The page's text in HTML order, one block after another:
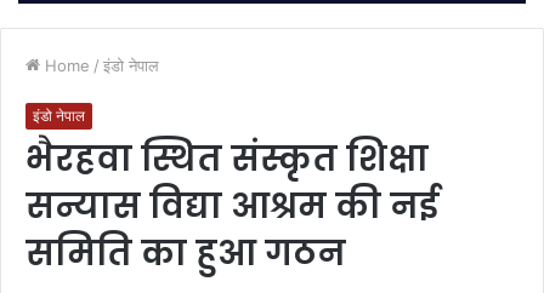
Home / इंडो नेपाल
इंडो नेपाल
भैरहवा स्थित संस्कृत शिक्षा
सन्यास विद्या आश्रम की नई
समिति का हुआ गठन